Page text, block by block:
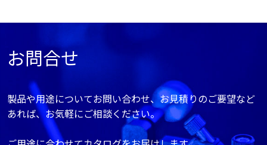
お問合せ
製品や用途についてお問い合わせ、お見積りのご要望など
あれば、お気軽にご相談ください。